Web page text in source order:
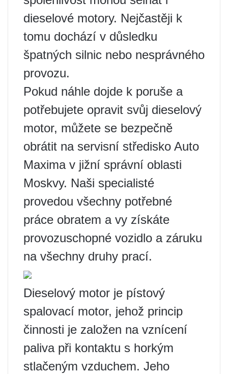
dieselové motory. Nejčastěji k
tomu dochází v důsledku
špatných silnic nebo nesprávného
provozu.
Pokud náhle dojde k poruše a
potřebujete opravit svůj dieselový
motor, můžete se bezpečně
obrátit na servisní středisko Auto
Maxima v jižní správní oblasti
Moskvy. Naši specialisté
provedou všechny potřebné
práce obratem a vy získáte
provozuschopné vozidlo a záruku
na všechny druhy prací.
Dieselový motor je pístový
spalovací motor, jehož princip
činnosti je založen na vznícení
paliva při kontaktu s horkým
stlačeným vzduchem. Jeho